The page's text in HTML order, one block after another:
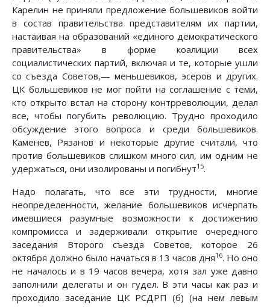
Карелин не приняли предложение большевиков войти
в состав правительства представителям их партии,
настаивая на образований «единого демократического
правительства» в форме коалиции всех
социалистических партий, включая и те, которые ушли
со съезда Советов,— меньшевиков, эсеров и других.
ЦК большевиков не мог пойти на соглашение с теми,
кто открыто встал на сторону контрреволюции, делал
все, чтобы погубить революцию. Трудно проходило
обсуждение этого вопроса и среди большевиков.
Каменев, Рязанов и некоторые другие считали, что
против большевиков слишком много сил, им одним не
удержаться, они изолированы и погибнут15.
Надо полагать, что все эти трудности, многие
неопределенности, желание большевиков исчерпать
имевшиеся разумные возможности к достижению
компромисса и задерживали открытие очередного
заседания Второго съезда Советов, которое 26
октября должно было начаться в 13 часов дня16. Но оно
не началось и в 19 часов вечера, хотя зал уже давно
заполнили делегаты и он гудел. В эти часы как раз и
проходило заседание ЦК РСДРП (б) (на нем левым